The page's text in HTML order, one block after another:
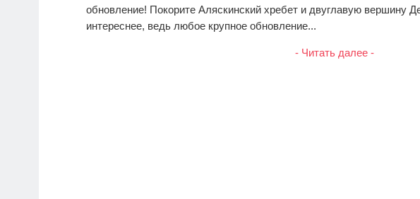
обновление! Покорите Аляскинский хребет и двуглавую вершину
интереснее, ведь любое крупное обновление...
- Читать далее -